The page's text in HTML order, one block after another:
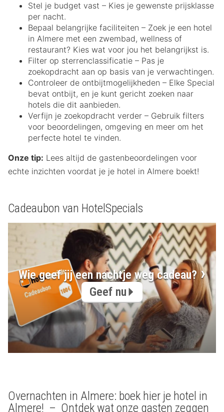
Stel je budget vast – Kies je gewenste prijsklasse
per nacht.
Bepaal belangrijke faciliteiten – Zoek je een hotel
in Almere met een zwembad, wellness of
restaurant? Kies wat voor jou het belangrijkst is.
Filter op sterrenclassificatie – Pas je
zoekopdracht aan op basis van je verwachtingen.
Controleer de ontbijtmogelijkheden – Elke Special
bevat ontbijt, en je kunt gericht zoeken naar
hotels die dit aanbieden.
Verfijn je zoekopdracht verder – Gebruik filters
voor beoordelingen, omgeving en meer om het
perfecte hotel te vinden.
Onze tip: Lees altijd de gastenbeoordelingen voor
echte inzichten voordat je je hotel in Almere boekt!
Cadeaubon van HotelSpecials
Wie geef jij een nachtje weg cadeau?
Geef nu
Overnachten in Almere: boek hier je hotel in
Almere! – Ontdek wat onze gasten zeggen